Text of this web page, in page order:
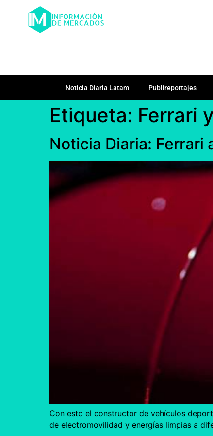
Noticia Diaria Latam Publireportajes
Etiqueta: Ferrari
Noticia Diaria:
Con esto el constructor de vehículos
de electromovilidad y energías limpias a